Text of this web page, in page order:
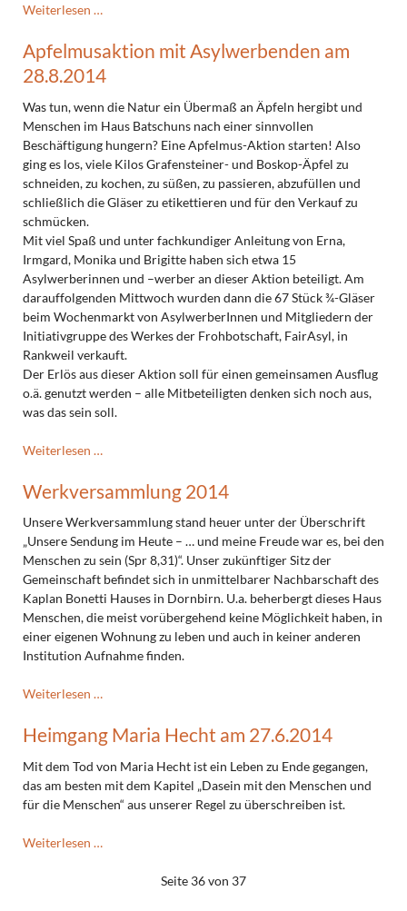
Weiterlesen …Wallfahrt
Beginn
des
Arbeitsjahres
am
6.9.2014
Apfelmusaktion mit Asylwerbenden am
28.8.2014
Was tun, wenn die Natur ein Übermaß an Äpfeln hergibt und
Menschen im Haus Batschuns nach einer sinnvollen
Beschäftigung hungern? Eine Apfelmus-Aktion starten! Also
ging es los, viele Kilos Grafensteiner- und Boskop-Äpfel zu
schneiden, zu kochen, zu süßen, zu passieren, abzufüllen und
schließlich die Gläser zu etikettieren und für den Verkauf zu
schmücken.
Mit viel Spaß und unter fachkundiger Anleitung von Erna,
Irmgard, Monika und Brigitte haben sich etwa 15
Asylwerberinnen und –werber an dieser Aktion beteiligt. Am
darauffolgenden Mittwoch wurden dann die 67 Stück ¾-Gläser
beim Wochenmarkt von AsylwerberInnen und Mitgliedern der
Initiativgruppe des Werkes der Frohbotschaft, FairAsyl, in
Rankweil verkauft.
Der Erlös aus dieser Aktion soll für einen gemeinsamen Ausflug
o.ä. genutzt werden – alle Mitbeteiligten denken sich noch aus,
was das sein soll.
Weiterlesen …
Asylwerbenden
28.8.2014
Werkversammlung 2014
Unsere Werkversammlung stand heuer unter der Überschrift
„Unsere Sendung im Heute – … und meine Freude war es, bei den
Menschen zu sein (Spr 8,31)“. Unser zukünftiger Sitz der
Gemeinschaft befindet sich in unmittelbarer Nachbarschaft des
Kaplan Bonetti Hauses in Dornbirn. U.a. beherbergt dieses Haus
Menschen, die meist vorübergehend keine Möglichkeit haben, in
einer eigenen Wohnung zu leben und auch in keiner anderen
Institution Aufnahme finden.
Weiterlesen …Werkversammlung
Heimgang Maria Hecht am 27.6.2014
Mit dem Tod von Maria Hecht ist ein Leben zu Ende gegangen,
das am besten mit dem Kapitel „Dasein mit den Menschen und
für die Menschen“ aus unserer Regel zu überschreiben ist.
Weiterlesen …
Seite 36 von 37